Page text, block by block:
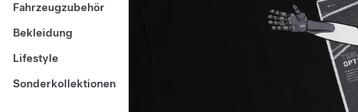
Fahrzeugzubehör
Bekleidung
Lifestyle
Sonderkollektionen